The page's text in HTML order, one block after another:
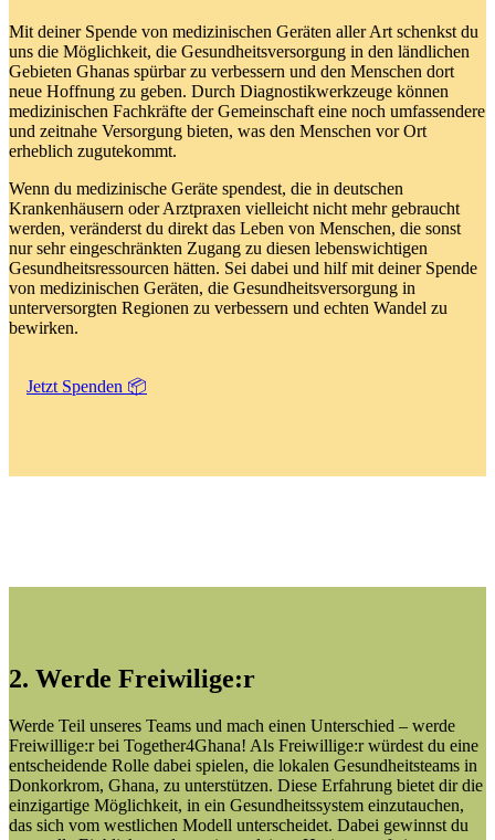
Mit deiner Spende von medizinischen Geräten aller Art schenkst du
uns die Möglichkeit, die Gesundheitsversorgung in den ländlichen
Gebieten Ghanas spürbar zu verbessern und den Menschen dort
neue Hoffnung zu geben. Durch Diagnostikwerkzeuge können
medizinischen Fachkräfte der Gemeinschaft eine noch umfassendere
und zeitnahe Versorgung bieten, was den Menschen vor Ort
erheblich zugutekommt.
Wenn du medizinische Geräte spendest, die in deutschen
Krankenhäusern oder Arztpraxen vielleicht nicht mehr gebraucht
werden, veränderst du direkt das Leben von Menschen, die sonst
nur sehr eingeschränkten Zugang zu diesen lebenswichtigen
Gesundheitsressourcen hätten. Sei dabei und hilf mit deiner Spende
von medizinischen Geräten, die Gesundheitsversorgung in
unterversorgten Regionen zu verbessern und echten Wandel zu
bewirken.
Jetzt Spenden 📦
2. Werde Freiwilige:r
Werde Teil unseres Teams und mach einen Unterschied – werde
Freiwillige:r bei Together4Ghana! Als Freiwillige:r würdest du eine
entscheidende Rolle dabei spielen, die lokalen Gesundheitsteams in
Donkorkrom, Ghana, zu unterstützen. Diese Erfahrung bietet dir die
einzigartige Möglichkeit, in ein Gesundheitssystem einzutauchen,
das sich vom westlichen Modell unterscheidet. Dabei gewinnst du